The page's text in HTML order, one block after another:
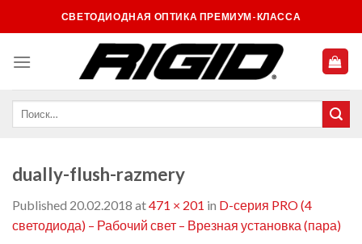
to
СВЕТОДИОДНАЯ ОПТИКА ПРЕМИУМ-КЛАССА
dually-flush-razmery
Published 20.02.2018 at471 × 201 in D-серия PRO (4
светодиода) – Рабочий свет – Врезная установка (пара)